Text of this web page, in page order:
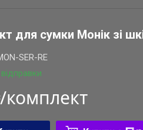
для сумки Монік зі
SER-RE
комплект